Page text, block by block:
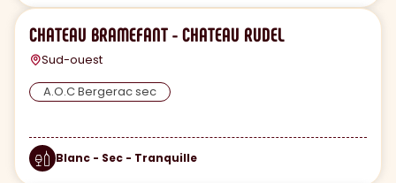
CHATEAU BRAMEFANT - CHATEAU RUDEL
Sud-ouest
A.O.C Bergerac sec
Blanc - Sec - Tranquille